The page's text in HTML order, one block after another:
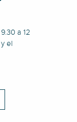
a 12
el